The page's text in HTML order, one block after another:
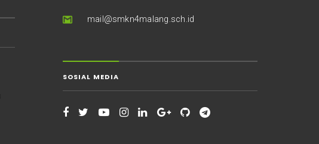
mail@smkn4malang.sch.id
SOSIAL MEDIA